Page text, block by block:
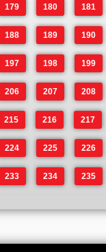
179 180 181
188 189 190
197 198 199
206 207 208
215 216 217
224 225 226
233 234 235